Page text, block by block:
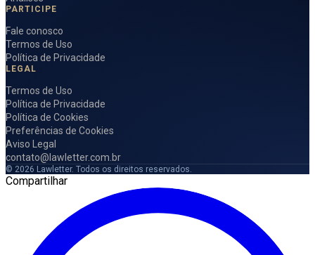
PARTICIPE
Fale conosco
Termos de Uso
Política de Privacidade
LEGAL
Termos de Uso
Política de Privacidade
Política de Cookies
Preferências de Cookies
Aviso Legal
contato@lawletter.com.br
© 2026 Lawletter. Todos os direitos reservados.
Compartilhar